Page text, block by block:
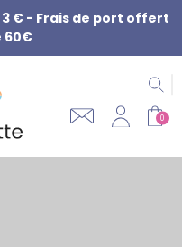
€ - Frais de port offert
60€
0